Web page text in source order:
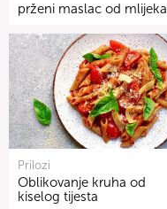
prženi maslac od mlijeka
Prilozi
Oblikovanje kruha od
kiselog tijesta